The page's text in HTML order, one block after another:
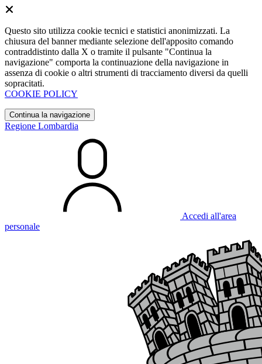
Questo sito utilizza cookie tecnici e statistici anonimizzati. La
chiusura del banner mediante selezione dell'apposito comando
contraddistinto dalla X o tramite il pulsante "Continua la
navigazione" comporta la continuazione della navigazione in
assenza di cookie o altri strumenti di tracciamento diversi da quelli
sopracitati.
COOKIE POLICY
Continua la navigazione
Regione Lombardia
Accedi all'area
personale